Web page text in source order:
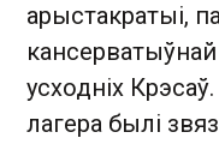
арыстакратыі,
кансерватыўнай
усходніх
лагера былі